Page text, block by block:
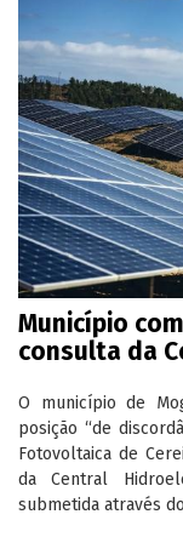
Município
consulta da
O município de
posição “de
Fotovoltaica de
da Central
submetida através